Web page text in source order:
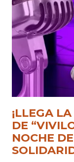
¡LLEGA
DE
NOCHE